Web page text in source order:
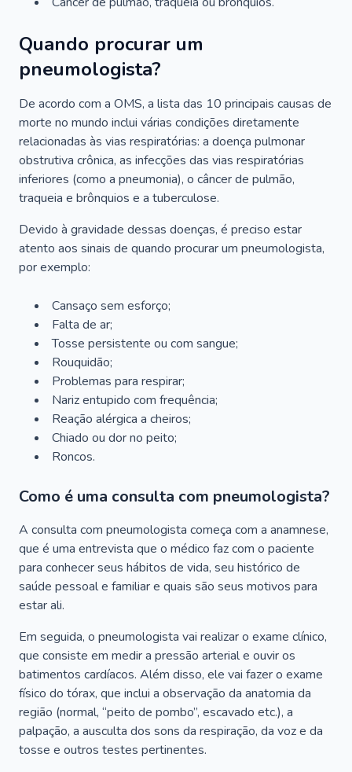
Quando procurar um
pneumologista?
De acordo com a OMS, a lista das 10 principais causas de
morte no mundo inclui várias condições diretamente
relacionadas às vias respiratórias: a doença pulmonar
obstrutiva crônica, as infecções das vias respiratórias
inferiores (como a pneumonia), o câncer de pulmão,
traqueia e brônquios e a tuberculose.
Devido à gravidade dessas doenças, é preciso estar
atento aos sinais de quando procurar um pneumologista,
por exemplo:
Cansaço sem esforço;
Falta de ar;
Tosse persistente ou com sangue;
Rouquidão;
Problemas para respirar;
Nariz entupido com frequência;
Reação alérgica a cheiros;
Chiado ou dor no peito;
Roncos.
Como é uma consulta com pneumologista?
A consulta com pneumologista começa com a anamnese,
que é uma entrevista que o médico faz com o paciente
para conhecer seus hábitos de vida, seu histórico de
saúde pessoal e familiar e quais são seus motivos para
estar ali.
Em seguida, o pneumologista vai realizar o exame clínico,
que consiste em medir a pressão arterial e ouvir os
batimentos cardíacos. Além disso, ele vai fazer o exame
físico do tórax, que inclui a observação da anatomia da
região (normal, “peito de pombo”, escavado etc.), a
palpação, a ausculta dos sons da respiração, da voz e da
tosse e outros testes pertinentes.